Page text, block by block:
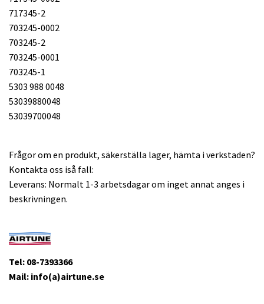
717345-2
703245-0002
703245-2
703245-0001
703245-1
5303 988 0048
53039880048
53039700048
Frågor om en produkt, säkerställa lager, hämta i verkstaden?
Kontakta oss iså fall:
Leverans: Normalt 1-3 arbetsdagar om inget annat anges i
beskrivningen.
Tel: 08-7393366
Mail: info(a)airtune.se